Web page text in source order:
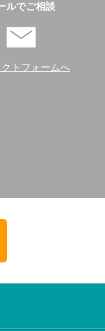
ルでご相談
クトフォームへ